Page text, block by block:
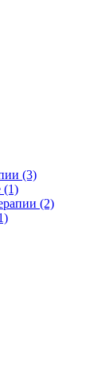
(3)
(1)
(2)